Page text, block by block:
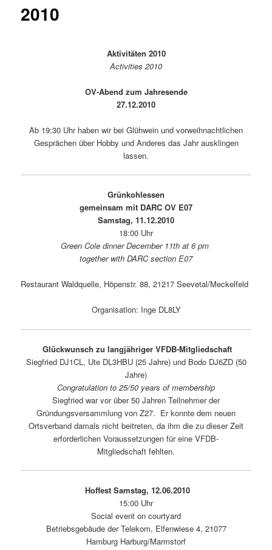
2010
Aktivitäten 2010
Activities 2010
OV-Abend zum Jahresende
27.12.2010
Ab 19:30 Uhr haben wir bei Glühwein und vorweihnachtlichen
Gesprächen über Hobby und Anderes das Jahr ausklingen
lassen.
Grünkohlessen
gemeinsam mit DARC OV E07
Samstag, 11.12.2010
18:00 Uhr
Green Cole dinner December 11th at 6 pm
together with DARC section E07
Restaurant Waldquelle, Höpenstr. 88, 21217 Seevetal/Meckelfeld
Organisation: Inge DL8LY
Glückwunsch zu langjähriger VFDB-Mitgliedschaft
Siegfried DJ1CL, Ute DL3HBU (25 Jahre) und Bodo DJ6ZD (50
Jahre)
Congratulation to 25/50 years of membership
Siegfried war vor über 50 Jahren Teilnehmer der
Gründungsversammlung von Z27. Er konnte dem neuen
Ortsverband damals nicht beitreten, da ihm die zu dieser Zeit
erforderlichen Voraussetzungen für eine VFDB-
Mitgliedschaft fehlten.
Hoffest Samstag, 12.06.2010
15:00 Uhr
Social event on courtyard
Betriebsgebäude der Telekom, Elfenwiese 4, 21077
Hamburg Harburg/Marmstorf